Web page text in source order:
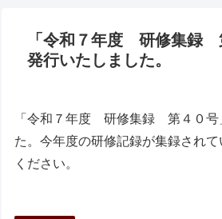
「令和７年度 研修集録
発行いたしました。
「令和７年度 研修集録 第４０号
た。今年度の研修記録が集録され
ください。